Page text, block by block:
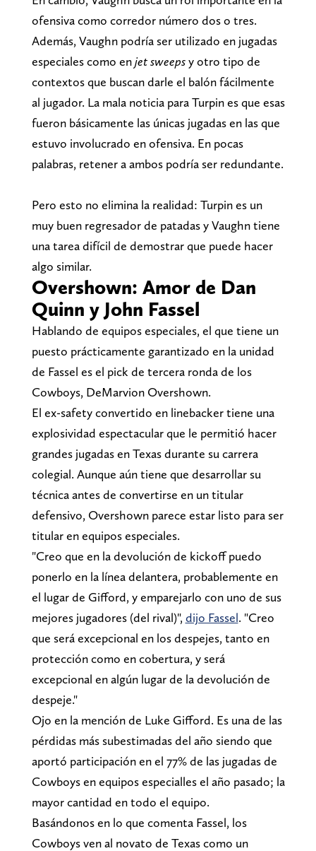
ofensiva como corredor número dos o tres.
Además, Vaughn podría ser utilizado en jugadas
especiales como enjet sweepsy otro tipo de
contextos que buscan darle el balón fácilmente
al jugador. La mala noticia para Turpin es que esas
fueron básicamente las únicas jugadas en las que
estuvo involucrado en ofensiva. En pocas
palabras, retener a ambos podría ser redundante.
Pero esto no elimina la realidad: Turpin es un
muy buen regresador de patadas y Vaughn tiene
una tarea difícil de demostrar que puede hacer
algo similar.
Overshown: Amor de Dan
Quinn y John Fassel
Hablando de equipos especiales, el que tiene un
puesto prácticamente garantizado en la unidad
de Fassel es el pick de tercera ronda de los
Cowboys, DeMarvion Overshown.
El ex-safety convertido en linebacker tiene una
explosividad espectacular que le permitió hacer
grandes jugadas en Texas durante su carrera
colegial. Aunque aún tiene que desarrollar su
técnica antes de convertirse en un titular
defensivo, Overshown parece estar listo para ser
titular en equipos especiales.
"Creo que en la devolución de kickoff puedo
ponerlo en la línea delantera, probablemente en
el lugar de Gifford, y emparejarlo con uno de sus
mejores jugadores (del rival)", dijo Fassel. "Creo
que será excepcional en los despejes, tanto en
protección como en cobertura, y será
excepcional en algún lugar de la devolución de
despeje."
Ojo en la mención de Luke Gifford. Es una de las
pérdidas más subestimadas del año siendo que
aportó participación en el 77% de las jugadas de
Cowboys en equipos especialles el año pasado; la
mayor cantidad en todo el equipo.
Basándonos en lo que comenta Fassel, los
Cowboys ven al novato de Texas como un